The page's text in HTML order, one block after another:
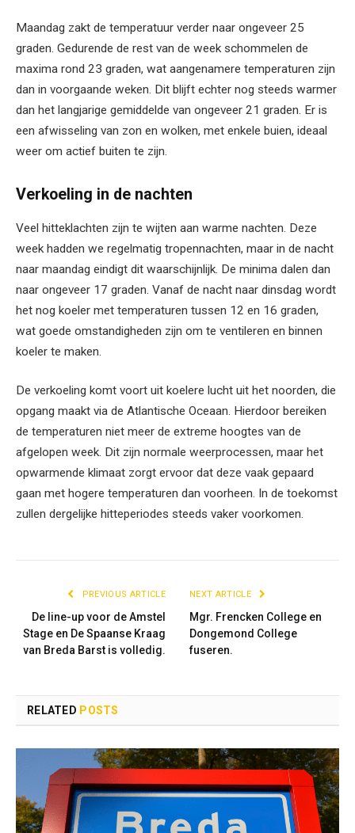
Maandag zakt de temperatuur verder naar ongeveer 25
graden. Gedurende de rest van de week schommelen de
maxima rond 23 graden, wat aangenamere temperaturen zijn
dan in voorgaande weken. Dit blijft echter nog steeds warmer
dan het langjarige gemiddelde van ongeveer 21 graden. Er is
een afwisseling van zon en wolken, met enkele buien, ideaal
weer om actief buiten te zijn.
Verkoeling in de nachten
Veel hitteklachten zijn te wijten aan warme nachten. Deze
week hadden we regelmatig tropennachten, maar in de nacht
naar maandag eindigt dit waarschijnlijk. De minima dalen dan
naar ongeveer 17 graden. Vanaf de nacht naar dinsdag wordt
het nog koeler met temperaturen tussen 12 en 16 graden,
wat goede omstandigheden zijn om te ventileren en binnen
koeler te maken.
De verkoeling komt voort uit koelere lucht uit het noorden, die
opgang maakt via de Atlantische Oceaan. Hierdoor bereiken
de temperaturen niet meer de extreme hoogtes van de
afgelopen week. Dit zijn normale weerprocessen, maar het
opwarmende klimaat zorgt ervoor dat deze vaak gepaard
gaan met hogere temperaturen dan voorheen. In de toekomst
zullen dergelijke hitteperiodes steeds vaker voorkomen.
PREVIOUS ARTICLE
De line-up voor de Amstel
Stage en De Spaanse Kraag
van Breda Barst is volledig.
NEXT ARTICLE
Mgr. Frencken College en
Dongemond College
fuseren.
RELATED POSTS